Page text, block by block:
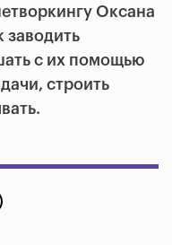
Оксана
заводить
с их помощью
строить